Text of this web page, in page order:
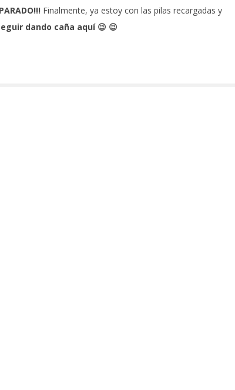
Finalmente, ya estoy con las pilas recargadas y
dando caña aquí 😉 😉